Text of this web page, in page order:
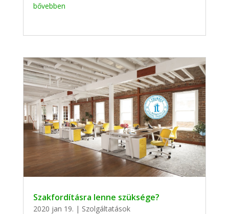
bővebben
Szakfordításra lenne szüksége?
2020 jan 19. | Szolgáltatások